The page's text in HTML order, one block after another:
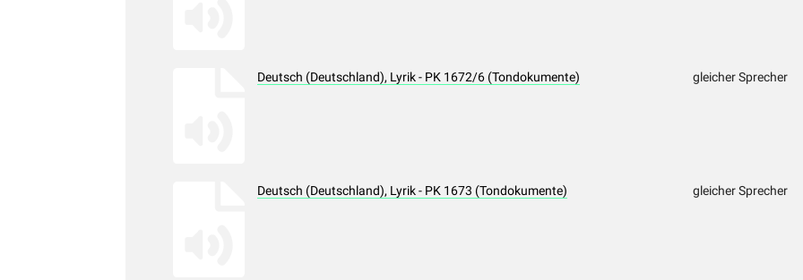
Deutsch (Deutschland), Lyrik - PK 1672/6 (Tondokumente) gleicher Sprecher
Deutsch (Deutschland), Lyrik - PK 1673 (Tondokumente) gleicher Sprecher